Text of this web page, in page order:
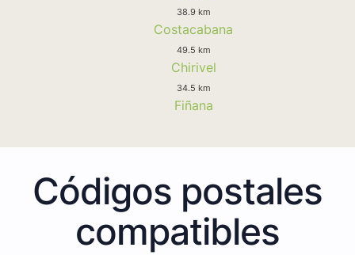
38.9 km
Costacabana
49.5 km
Chirivel
34.5 km
Fiñana
Códigos postales
compatibles